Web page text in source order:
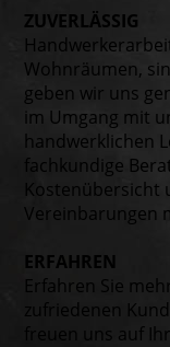
ZUVERLÄSSIG
Wohnräumen,
geben wir uns
im Umgang mit
handwerklichen
fachkundige
Kostenübersicht
Vereinbarungen
ERFAHREN
Erfahren Sie
zufriedenen
freuen uns auf